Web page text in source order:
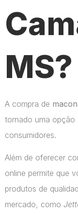
MS?
A compra de
tornado uma opção
consumidores.
Além de oferecer
online permite que
produtos de
mercado, como